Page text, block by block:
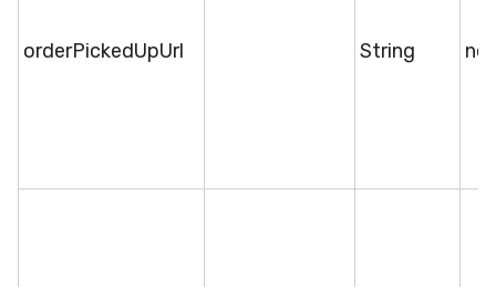
orderPickedUpUrl String